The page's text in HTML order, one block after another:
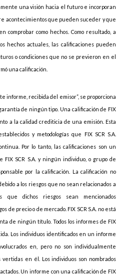
una visión hacia el futuro e incorporan
acontecimientos que pueden suceder y que
comprobar como hechos. Como resultado, a
hechos actuales, las calificaciones pueden
o condiciones que no se previeron en el
una calificación.
informe, recibida del emisor”, se proporciona
de ningún tipo. Una calificación de FIX
a la calidad crediticia de una emisión. Esta
y metodologías que FIX SCR S.A.
Por lo tanto, las calificaciones son un
FIX SCR S.A. y ningún individuo, o grupo de
por la calificación. La calificación no
a los riesgos que no sean relacionados a
dichos riesgos sean mencionados
de precio o de mercado. FIX SCR S.A. no está
de ningún título. Todos los informes de FIX
Los individuos identificados en un informe
en, pero no son individualmente
vertidas en él. Los individuos son nombrados
Un informe con una calificación de FIX